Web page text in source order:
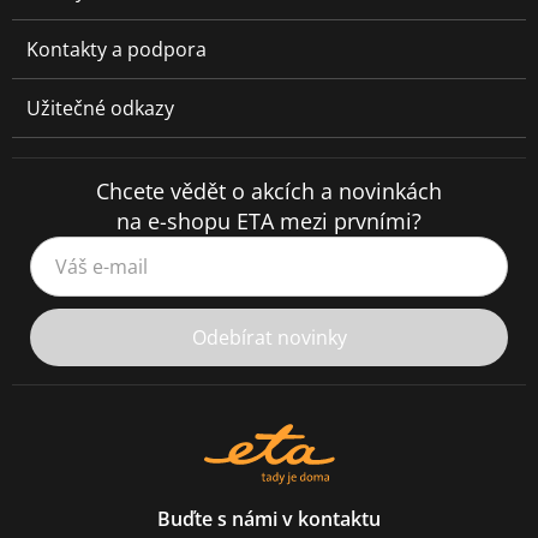
Kontakty a podpora
Užitečné odkazy
Chcete vědět o akcích a novinkách
na e-shopu ETA mezi prvními?
Váš e-mail
Odebírat novinky
Buďte s námi v kontaktu